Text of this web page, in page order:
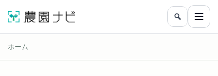
農園をフ
メニ
ホーム